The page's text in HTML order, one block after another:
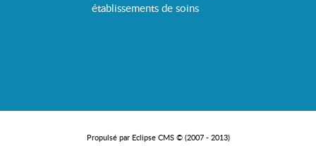
établissements de soins
Propulsé par Eclipse CMS © (2007 - 2013)